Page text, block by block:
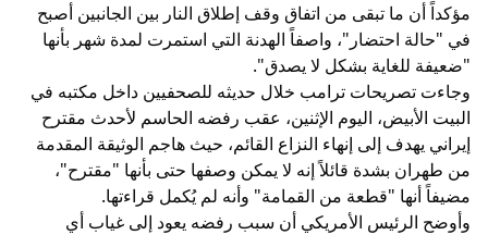
مؤكداً أن ما تبقى من اتفاق وقف إطلاق النار بين الجانبين أصبح
في "حالة احتضار"، واصفاً الهدنة التي استمرت لمدة شهر بأنها
"ضعيفة للغاية بشكل لا يصدق".
وجاءت تصريحات ترامب خلال حديثه للصحفيين داخل مكتبه في
البيت الأبيض، اليوم الإثنين، عقب رفضه الحاسم لأحدث مقترح
إيراني يهدف إلى إنهاء النزاع القائم، حيث هاجم الوثيقة المقدمة
من طهران بشدة قائلاً إنه لا يمكن وصفها حتى بأنها "مقترح"،
مضيفاً أنها "قطعة من القمامة" وأنه لم يُكمل قراءتها.
وأوضح الرئيس الأمريكي أن سبب رفضه يعود إلى غياب أي